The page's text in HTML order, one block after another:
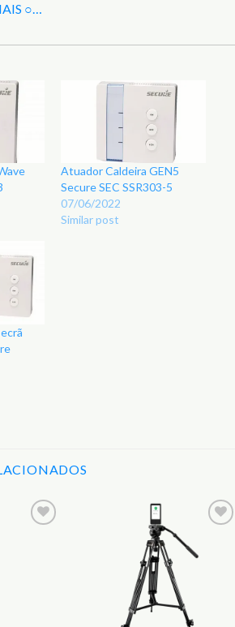
○…
Atuador Caldeira GEN5
Secure SEC SSR303-5
07/06/2022
Similar post
Favoritos